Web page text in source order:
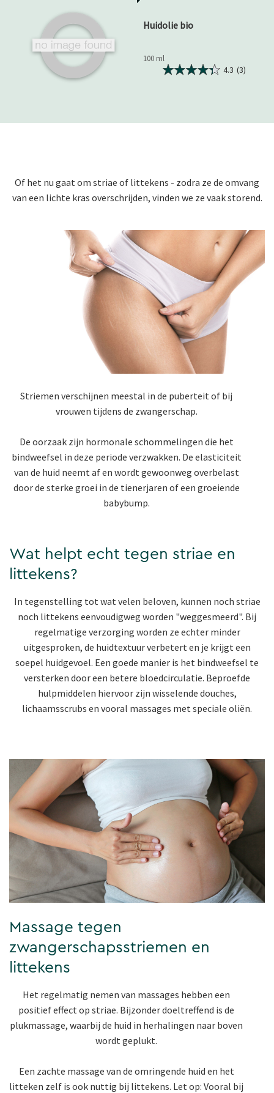
Huidolie bio
100 ml
4.3 (3)
Of het nu gaat om striae of littekens - zodra ze de omvang
van een lichte kras overschrijden, vinden we ze vaak storend.
Striemen verschijnen meestal in de puberteit of bij
vrouwen tijdens de zwangerschap.
De oorzaak zijn hormonale schommelingen die het
bindweefsel in deze periode verzwakken. De elasticiteit
van de huid neemt af en wordt gewoonweg overbelast
door de sterke groei in de tienerjaren of een groeiende
babybump.
Wat helpt echt tegen striae en
littekens?
In tegenstelling tot wat velen beloven, kunnen noch striae
noch littekens eenvoudigweg worden "weggesmeerd". Bij
regelmatige verzorging worden ze echter minder
uitgesproken, de huidtextuur verbetert en je krijgt een
soepel huidgevoel. Een goede manier is het bindweefsel te
versterken door een betere bloedcirculatie. Beproefde
hulpmiddelen hiervoor zijn wisselende douches,
lichaamsscrubs en vooral massages met speciale oliën.
Massage tegen
zwangerschapsstriemen en
littekens
Het regelmatig nemen van massages hebben een
positief effect op striae. Bijzonder doeltreffend is de
plukmassage, waarbij de huid in herhalingen naar boven
wordt geplukt.
Een zachte massage van de omringende huid en het
litteken zelf is ook nuttig bij littekens. Let op: Vooral bij